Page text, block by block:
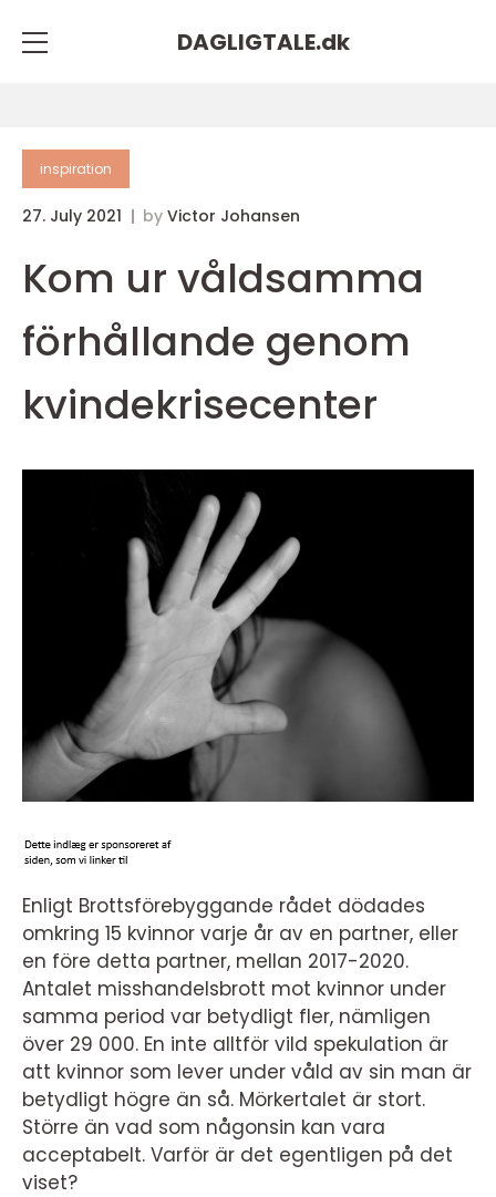
DAGLIGTALE.dk
inspiration
27. July 2021 by Victor Johansen
Kom ur våldsamma
förhållande genom
kvindekrisecenter
Enligt Brottsförebyggande rådet dödades
omkring 15 kvinnor varje år av en partner, eller
en före detta partner, mellan 2017-2020.
Antalet misshandelsbrott mot kvinnor under
samma period var betydligt fler, nämligen
över 29 000. En inte alltför vild spekulation är
att kvinnor som lever under våld av sin man är
betydligt högre än så. Mörkertalet är stort.
Större än vad som någonsin kan vara
acceptabelt. Varför är det egentligen på det
viset?